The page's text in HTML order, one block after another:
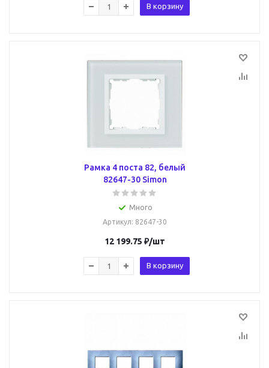
В корзину
Рамка 4 поста 82, белый
82647-30 Simon
Много
Артикул: 82647-30
12 199.75 ₽/шт
В корзину